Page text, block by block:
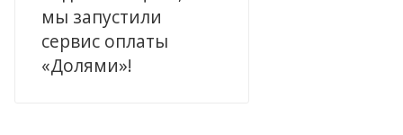
мы запустили
сервис оплаты
«Долями»!